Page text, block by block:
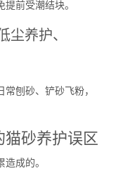
前受潮结块。
养护、
刨砂、铲砂飞粉，
砂养护误区
成的。